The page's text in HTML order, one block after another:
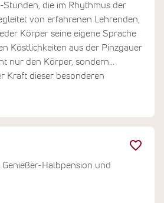
Stunden, die im Rhythmus der
von erfahrenen Lehrenden,
Körper seine eigene Sprache
Köstlichkeiten aus der Pinzgauer
nur den Körper, sondern
Kraft dieser besonderen
hier erfahren, trägt Sie weit über
Genießer-Halbpension und